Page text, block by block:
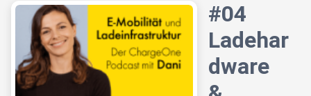
#04
Ladehar
dware